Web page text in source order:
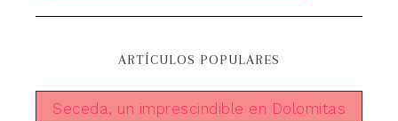
ARTÍCULOS POPULARES
Seceda, un imprescindible en Dolomitas